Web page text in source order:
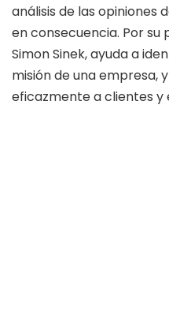
análisis de las opiniones
en consecuencia. Por su
Simon Sinek, ayuda a
misión de una empresa,
eficazmente a clientes y